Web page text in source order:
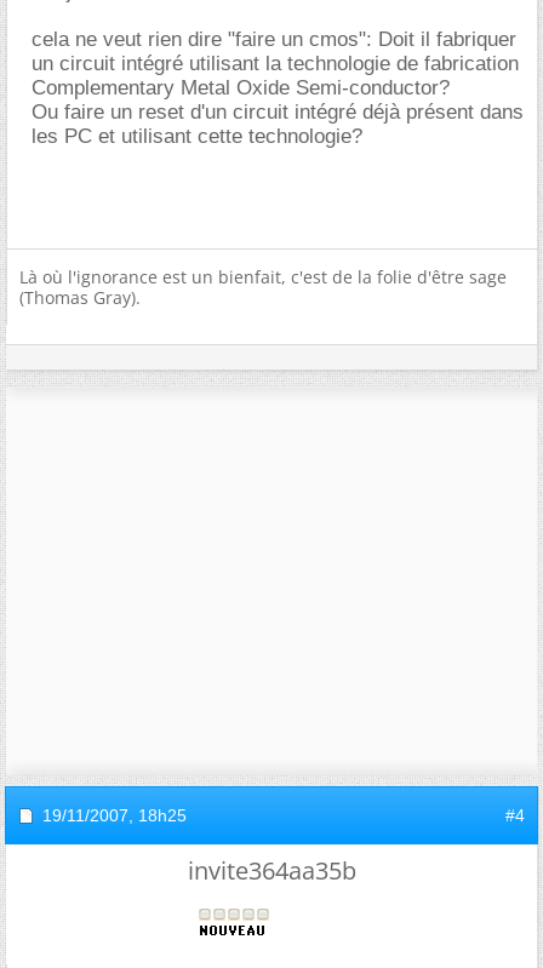
cela ne veut rien dire "faire un cmos": Doit il fabriquer
un circuit intégré utilisant la technologie de fabrication
Complementary Metal Oxide Semi-conductor?
Ou faire un reset d'un circuit intégré déjà présent dans
les PC et utilisant cette technologie?
Là où l'ignorance est un bienfait, c'est de la folie d'être sage
(Thomas Gray).
19/11/2007, 18h25 #4
invite364aa35b